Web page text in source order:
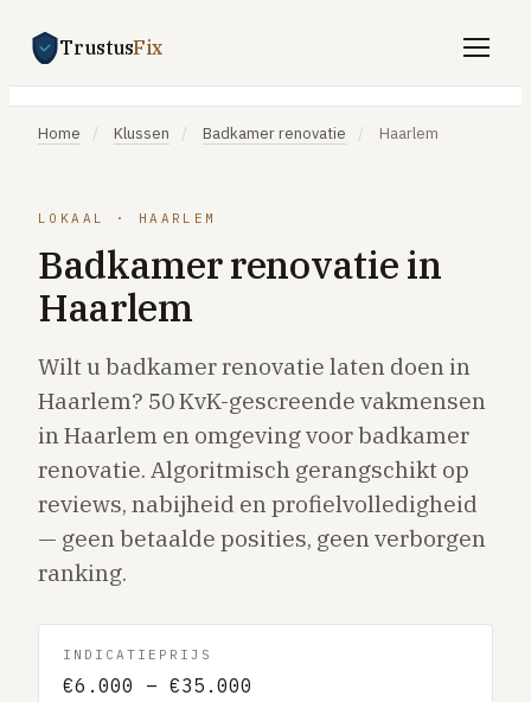
TrustusFix
Gratis offertes aanvragen
Klussen
SPOED 24/7
CV-storing
Warmtepomp-storing
Lekkage
Daklekkage
Afvoer verstopt
Gaslucht
Stroom uitgevallen
Buitengesloten
VERBOUW
Home / Klussen / Badkamer renovatie / Haarlem
LOKAAL · HAARLEM
Badkamer renovatie in
Haarlem
Wilt u badkamer renovatie laten doen in
Haarlem? 50 KvK-gescreende vakmensen
in Haarlem en omgeving voor badkamer
renovatie. Algoritmisch gerangschikt op
reviews, nabijheid en profielvolledigheid
— geen betaalde posities, geen verborgen
ranking.
INDICATIEPRIJS
€6.000 – €35.000